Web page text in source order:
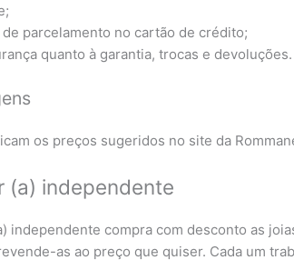
parcelamento no cartão de crédito;
quanto à garantia, trocas e devoluções.
os preços sugeridos no site da
(a) independente
independente compra com desconto as
as ao preço que quiser. Cada um